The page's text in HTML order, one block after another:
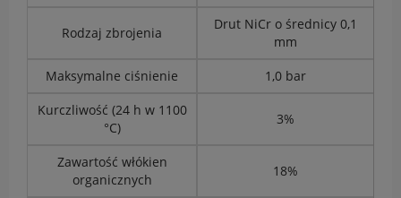
Rodzaj zbrojenia
Drut NiCr o średnicy 0,1
mm
Maksymalne ciśnienie
1,0 bar
Kurczliwość (24 h w 1100
°C)
3%
Zawartość włókien
organicznych
18%